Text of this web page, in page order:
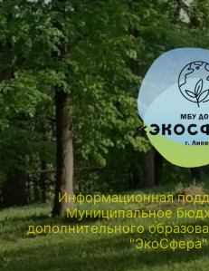
Информационная
Муниципальное
дополнительного
"ЭкоСфера"